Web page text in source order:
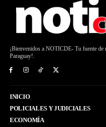
¡Bienvenidos a NOTICDE- Tu fuente de
Paraguay!.
INICIO
POLICIALES Y JUDICIALES
ECONOMÍA